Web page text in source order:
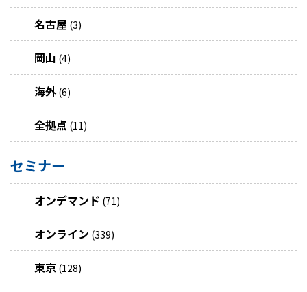
名古屋 (3)
岡山 (4)
海外 (6)
全拠点 (11)
セミナー
オンデマンド (71)
オンライン (339)
東京 (128)